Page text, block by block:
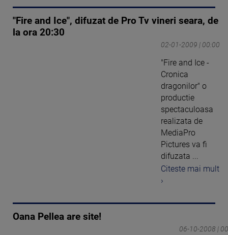
"Fire and Ice", difuzat de Pro Tv vineri seara, de
la ora 20:30
02-01-2009 | 00:00
"Fire and Ice -
Cronica
dragonilor" o
productie
spectaculoasa
realizata de
MediaPro
Pictures va fi
difuzata ...
Citeste mai mult
›
Oana Pellea are site!
06-10-2008 |